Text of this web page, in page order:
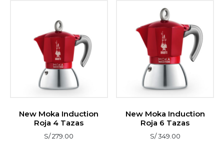
New Moka Induction
Roja 4 Tazas
S/279.00
New Moka Induction
Roja 6 Tazas
S/349.00